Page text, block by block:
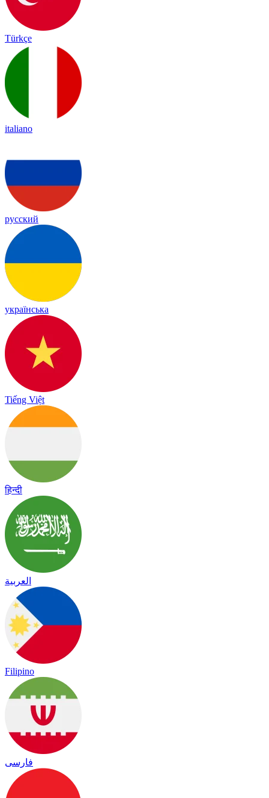
Türkçe
italiano
русский
українська
Tiếng Việt
हिन्दी
العربية
Filipino
فارسی